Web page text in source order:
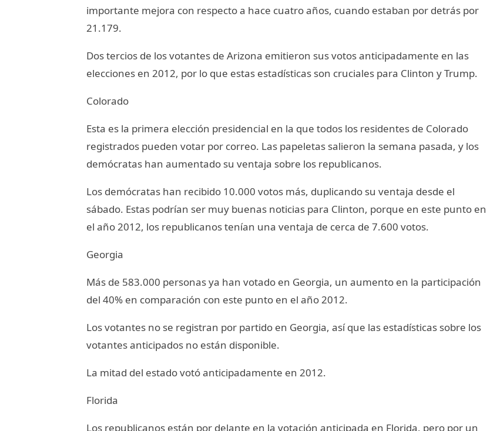
importante mejora con respecto a hace cuatro años, cuando estaban por detrás por
21.179.
Dos tercios de los votantes de Arizona emitieron sus votos anticipadamente en las
elecciones en 2012, por lo que estas estadísticas son cruciales para Clinton y Trump.
Colorado
Esta es la primera elección presidencial en la que todos los residentes de Colorado
registrados pueden votar por correo. Las papeletas salieron la semana pasada, y los
demócratas han aumentado su ventaja sobre los republicanos.
Los demócratas han recibido 10.000 votos más, duplicando su ventaja desde el
sábado. Estas podrían ser muy buenas noticias para Clinton, porque en este punto en
el año 2012, los republicanos tenían una ventaja de cerca de 7.600 votos.
Georgia
Más de 583.000 personas ya han votado en Georgia, un aumento en la participación
del 40% en comparación con este punto en el año 2012.
Los votantes no se registran por partido en Georgia, así que las estadísticas sobre los
votantes anticipados no están disponible.
La mitad del estado votó anticipadamente en 2012.
Florida
Los republicanos están por delante en la votación anticipada en Florida, pero por un